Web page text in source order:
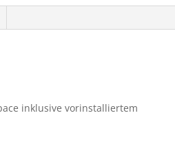
inklusive vorinstalliertem